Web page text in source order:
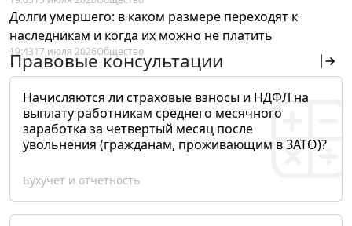
Долги умершего: в каком размере переходят к
наследникам и когда их можно не платить
19:4317 июля 2026Общество
Правовые консультации
Начисляются ли страховые взносы и НДФЛ на
выплату работникам среднего месячного
заработка за четвертый месяц после
увольнения (гражданам, проживающим в ЗАТО)?
Бухучет и отчетность